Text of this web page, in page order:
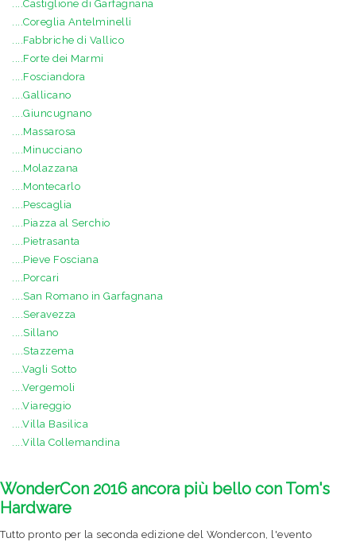
....Castiglione di Garfagnana
....Coreglia Antelminelli
....Fabbriche di Vallico
....Forte dei Marmi
....Fosciandora
....Gallicano
....Giuncugnano
....Massarosa
....Minucciano
....Molazzana
....Montecarlo
....Pescaglia
....Piazza al Serchio
....Pietrasanta
....Pieve Fosciana
....Porcari
....San Romano in Garfagnana
....Seravezza
....Sillano
....Stazzema
....Vagli Sotto
....Vergemoli
....Viareggio
....Villa Basilica
....Villa Collemandina
WonderCon 2016 ancora più bello con Tom's
Hardware
Tutto pronto per la seconda edizione del Wondercon, l'evento